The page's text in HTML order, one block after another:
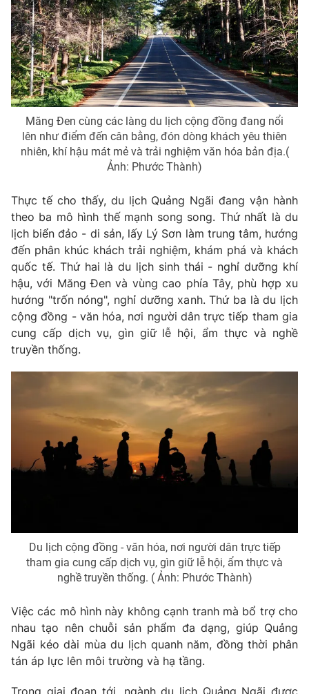
Tổng Biên tập:Vũ Thanh Thủy
Phó Tổng Biên tập:Nguyễn Thị Mỹ Hạnh, Phạm Quốc Thắng,
Nguyễn Trọng Ninh
Tổng đài VTV:024.38 355 931 - 024.38 355 932
Ðiện thoại Thời báo VTV:024.66 897 897
Email:toasoan@vtv.vn
Liên hệ quảng cáo:024-7300.7108
® Cấm sao chép dưới mọi hình thức nếu không có sự chấp
thuận bằng văn bản. Ghi rõ nguồn VTV.vn khi phát hành lại
thông tin từ website này.
Măng Đen cùng các làng du lịch cộng đồng đang nổi
lên như điểm đến cân bằng, đón dòng khách yêu thiên
nhiên, khí hậu mát mẻ và trải nghiệm văn hóa bản địa.(
Ảnh: Phước Thành)
Thực tế cho thấy, du lịch Quảng Ngãi đang vận hành
theo ba mô hình thế mạnh song song. Thứ nhất là du
lịch biển đảo - di sản, lấy Lý Sơn làm trung tâm, hướng
đến phân khúc khách trải nghiệm, khám phá và khách
quốc tế. Thứ hai là du lịch sinh thái - nghỉ dưỡng khí
hậu, với Măng Đen và vùng cao phía Tây, phù hợp xu
hướng "trốn nóng", nghỉ dưỡng xanh. Thứ ba là du lịch
cộng đồng - văn hóa, nơi người dân trực tiếp tham gia
cung cấp dịch vụ, gìn giữ lễ hội, ẩm thực và nghề
truyền thống.
Du lịch cộng đồng - văn hóa, nơi người dân trực tiếp
tham gia cung cấp dịch vụ, gìn giữ lễ hội, ẩm thực và
nghề truyền thống. ( Ảnh: Phước Thành)
Việc các mô hình này không cạnh tranh mà bổ trợ cho
nhau tạo nên chuỗi sản phẩm đa dạng, giúp Quảng
Ngãi kéo dài mùa du lịch quanh năm, đồng thời phân
tán áp lực lên môi trường và hạ tầng.